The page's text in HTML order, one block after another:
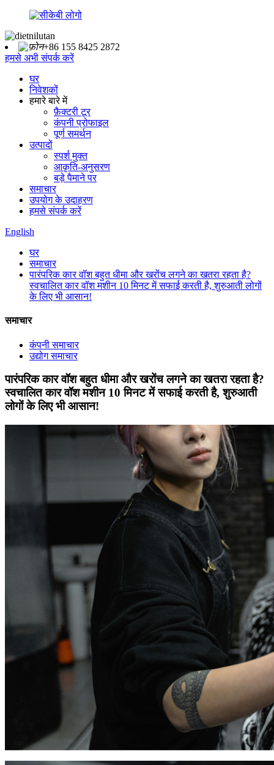
+86 155 8425 2872
हमसे अभी संपर्क करें
घर
निवेशकों
हमारे बारे में
फ़ैक्टरी टूर
कंपनी प्रोफाइल
पूर्ण समर्थन
उत्पादों
स्पर्श मुक्त
आकृति-अनुसरण
बड़े पैमाने पर
समाचार
उपयोग के उदाहरण
हमसे संपर्क करें
English
घर
समाचार
पारंपरिक कार वॉश बहुत धीमा और खरोंच लगने का खतरा रहता है?
स्वचालित कार वॉश मशीन 10 मिनट में सफाई करती है, शुरुआती लोगों
के लिए भी आसान!
समाचार
कंपनी समाचार
उद्योग समाचार
पारंपरिक कार वॉश बहुत धीमा और खरोंच लगने का खतरा रहता है?
स्वचालित कार वॉश मशीन 10 मिनट में सफाई करती है, शुरुआती
लोगों के लिए भी आसान!